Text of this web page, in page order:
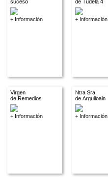
suceso
+ Información
de Tudela 4
+ Información
Virgen
de Remedios
+ Información
Ntra Sra.
de Arguiloain
+ Información